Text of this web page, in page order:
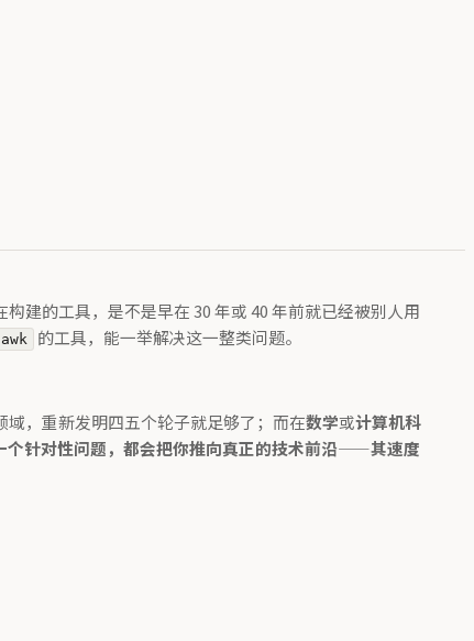
建的工具，是不是早在 30 年或 40 年前就已经被别人用
awk 的工具，能一举解决这一整类问题。
，重新发明四五个轮子就足够了；而在数学或计算机科
个针对性问题，都会把你推向真正的技术前沿——其速度